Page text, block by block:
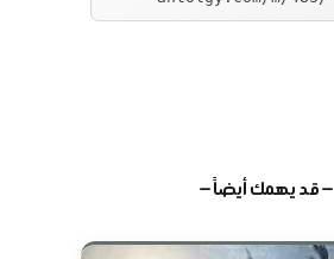
— قد يهمك أيضاً —